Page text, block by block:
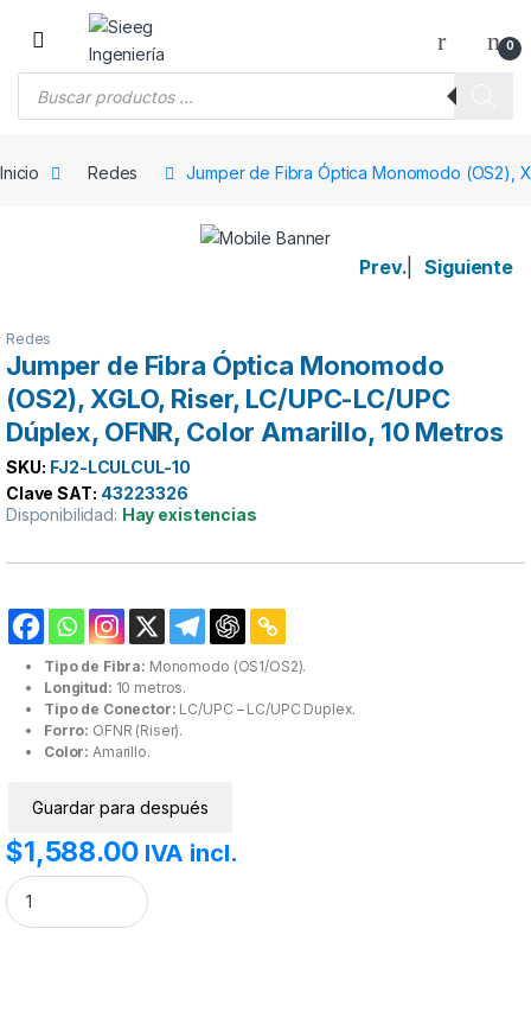
Saltar a la navegación
Saltar al contenido
0
Inicio Redes Jumper de Fibra Óptica Monomodo (OS2),
Prev. Siguiente
Redes
Jumper de Fibra Óptica Monomodo
(OS2), XGLO, Riser, LC/UPC-LC/UPC
Dúplex, OFNR, Color Amarillo, 10 Metros
SKU: FJ2-LCULCUL-10
Clave SAT: 43223326
Disponibilidad: Hay existencias
Tipo de Fibra: Monomodo (OS1/OS2).
Longitud: 10 metros.
Tipo de Conector: LC/UPC – LC/UPC Duplex.
Forro: OFNR (Riser).
Color: Amarillo.
Guardar para después
$1,588.00 IVA incl.
Jumper de Fibra Óptica Monomodo (OS2), XGLO, Riser, LC/UPC-LC/